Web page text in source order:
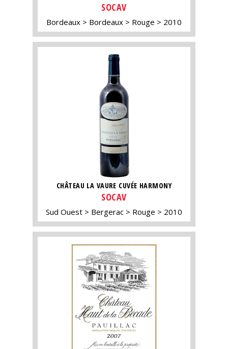
SOCAV
Bordeaux Bordeaux Rouge 2010
CHÂTEAU LA VAURE CUVÉE HARMONY
SOCAV
Sud Ouest Bergerac Rouge 2010